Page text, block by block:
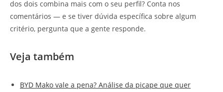
dos dois combina mais com o seu perfil? Conta nos
comentários — e se tiver dúvida específica sobre algum
critério, pergunta que a gente responde.
Veja também
BYD Mako vale a pena? Análise da picape que quer